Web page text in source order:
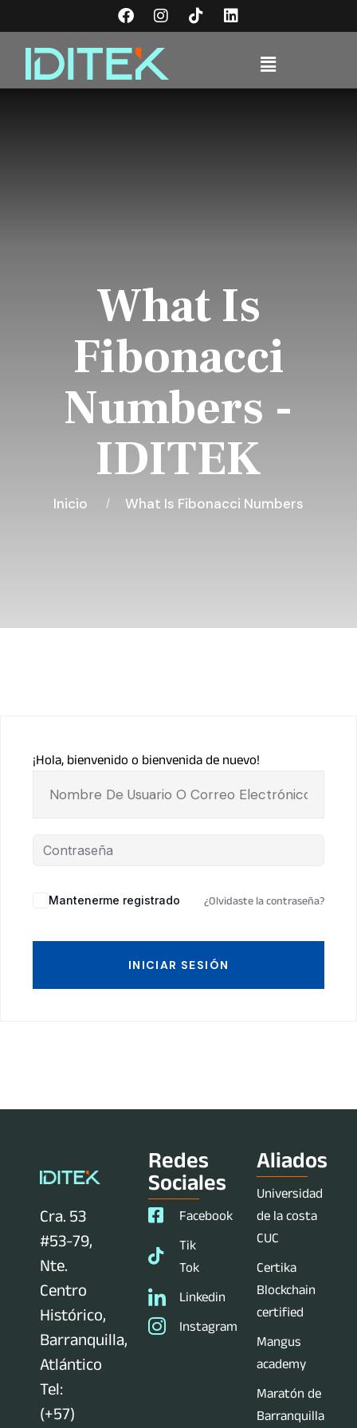
What Is
Fibonacci
Numbers -
IDITEK
Inicio What Is Fibonacci Numbers
¡Hola, bienvenido o bienvenida de nuevo!
Mantenerme registrado ¿Olvidaste la contraseña?
INICIAR SESIÓN
Cra. 53
#53-79,
Nte.
Centro
Histórico,
Barranquilla,
Atlántico
Tel:
(+57)
Redes
Sociales
Facebook
Tik
Tok
Linkedin
Instagram
Aliados
Universidad
de la costa
CUC
Certika
Blockchain
certified
Mangus
academy
Maratón de
Barranquilla